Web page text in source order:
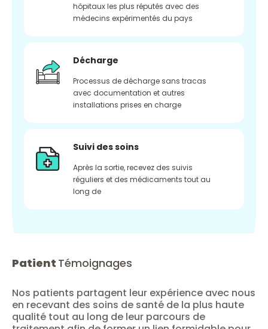
hôpitaux les plus réputés avec des
médecins expérimentés du pays
Décharge
Processus de décharge sans tracas
avec documentation et autres
installations prises en charge
Suivi des soins
Après la sortie, recevez des suivis
réguliers et des médicaments tout au
long de
Patient Témoignages
Nos patients partagent leur expérience avec nous
en recevant des soins de santé de la plus haute
qualité tout au long de leur parcours de